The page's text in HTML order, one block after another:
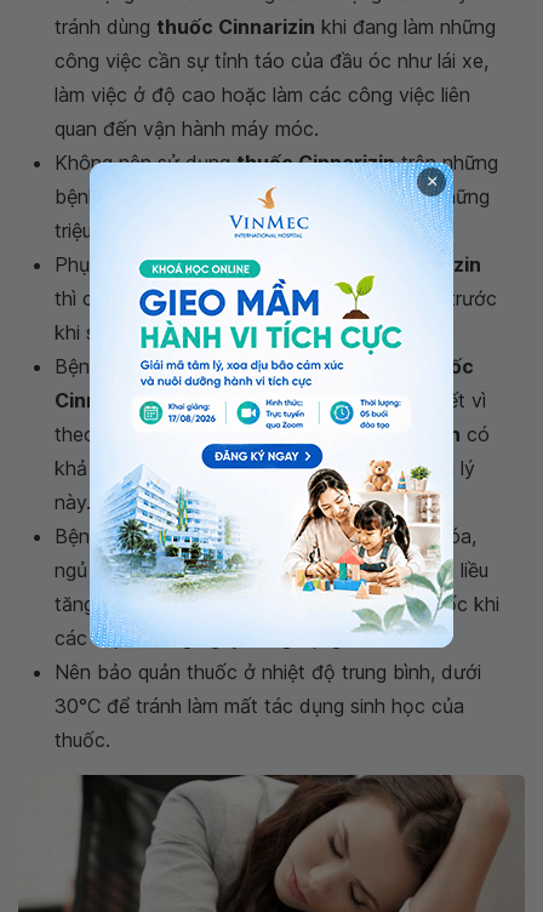
tránh dùng thuốc Cinnarizin khi đang làm những
công việc cần sự tỉnh táo của đầu óc như lái xe,
làm việc ở độ cao hoặc làm các công việc liên
quan đến vận hành máy móc.
Không nên sử dụngthuốc Cinnarizintrên những
bệnh nhân cao tuổi vì có khả năng gây ra những
triệu chứng liên quan ngoại tháp.
Phụ nữ mang thai muốn dùng
thuốc Cinnarizin
thì cần tham khảo ý kiến của bác sĩ điều trị trước
khi sử dụng
Bệnh nhân bịbệnh Parkinsonchỉ dùng
thuốc
Cinnarizintrong trường hợp thật sự cần thiết vì
theo một số nghiên cứu thìthuốc Cinnarizin có
khả năng làm trầm trọng hơn tình trạng bệnh lý
này.
Bệnh nhân gặp phải tình trạng rối loạn tiêu hóa,
ngủ gà thì có thể dùng
thuốc Cinnarizinvới liều
tăng dần và nếu cần thiết có thể ngưng thuốc khi
các triệu chứng ngày càng nặng hơn.
Nên bảo quản thuốc ở nhiệt độ trung bình, dưới
30°C để tránh làm mất tác dụng sinh học của
thuốc.
×